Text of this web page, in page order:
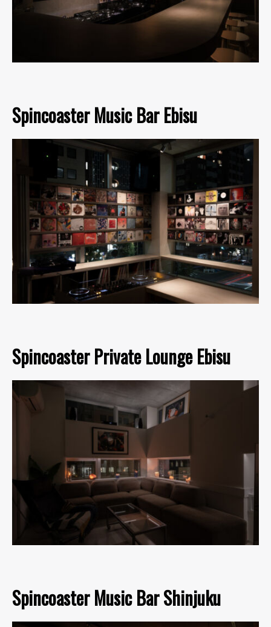
Spincoaster Music Bar Ebisu
Spincoaster Private Lounge Ebisu
Spincoaster Music Bar Shinjuku